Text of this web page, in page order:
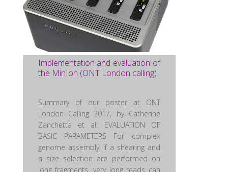
Implementation and evaluation of
the MinIon (ONT London calling)
Summary of our poster at ONT
London Calling 2017, by Catherine
Zanchetta et al. EVALUATION OF
BASIC PARAMETERS For complex
genome assembly, if a shearing and
a size selection are performed on
long fragments, very long reads can